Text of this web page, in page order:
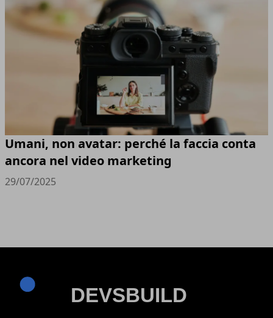
Umani, non avatar: perché la faccia conta
ancora nel video marketing
29/07/2025